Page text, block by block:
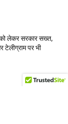
को लेकर सरकार सख्त,
टेलीग्राम पर भी